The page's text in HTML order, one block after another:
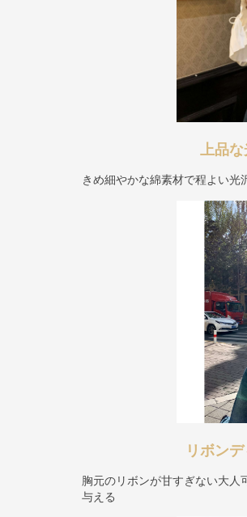
上品
きめ細やかな綿素材で程よい光
リボン
胸元のリボンが甘すぎない大人
与える